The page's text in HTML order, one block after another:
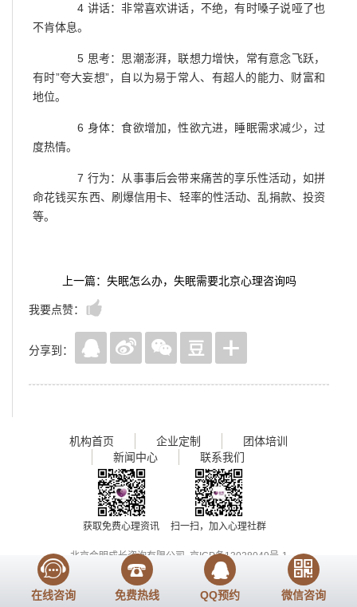
4 讲话：非常喜欢讲话，不绝，有时嗓子说哑了也
不肯体息。
5 思考：思潮澎湃，联想力增快，常有意念飞跃，
有时”夸大妄想”，自以为易于常人、有超人的能力、财富和
地位。
6 身体：食欲增加，性欲亢进，睡眠需求减少，过
度热情。
7 行为：从事事后会带来痛苦的享乐性活动，如拼
命花钱买东西、刷爆信用卡、轻率的性活动、乱捐款、投资
等。
上一篇：失眠怎么办，失眠需要北京心理咨询吗
我要点赞：
分享到：
机构首页 企业定制
团体培训
新闻中心
联系我们
获取免费心理资讯 扫一扫，加入心理社群
北京会明成长咨询有限公司 京ICP备13028049号-1
Copyright 2017 www.huimingcz.com, All Rights Reserved
在线咨询 免费热线 QQ预约 微信咨询